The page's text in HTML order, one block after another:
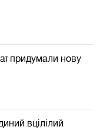
придумали нову
вцілілий